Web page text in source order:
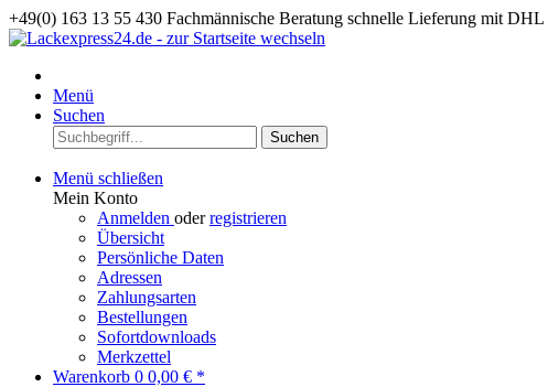
+49(0) 163 13 55 430 Fachmännische Beratung schnelle Lieferung mit DHL
Menü
Suchen
Suchen
Menü schließen
Mein Konto
Anmelden oderregistrieren
Übersicht
Persönliche Daten
Adressen
Zahlungsarten
Bestellungen
Sofortdownloads
Merkzettel
Warenkorb 0 0,00 € *